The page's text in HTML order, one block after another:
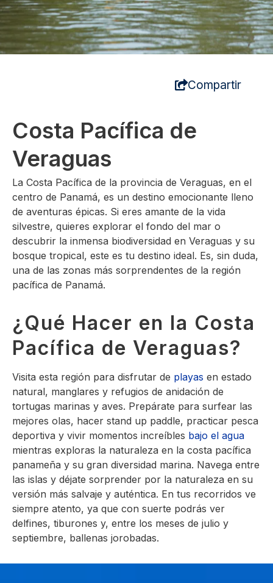
Compartir
Costa Pacífica de
Veraguas
La Costa Pacífica de la provincia de Veraguas, en el
centro de Panamá, es un destino emocionante lleno
de aventuras épicas. Si eres amante de la vida
silvestre, quieres explorar el fondo del mar o
descubrir la inmensa biodiversidad en Veraguas y su
bosque tropical, este es tu destino ideal. Es, sin duda,
una de las zonas más sorprendentes de la región
pacífica de Panamá.
¿Qué Hacer en la Costa
Pacífica de Veraguas?
Visita esta región para disfrutar de playas en estado
natural, manglares y refugios de anidación de
tortugas marinas y aves. Prepárate para surfear las
mejores olas, hacer stand up paddle, practicar pesca
deportiva y vivir momentos increíbles bajo el agua
mientras exploras la naturaleza en la costa pacífica
panameña y su gran diversidad marina. Navega entre
las islas y déjate sorprender por la naturaleza en su
versión más salvaje y auténtica. En tus recorridos ve
siempre atento, ya que con suerte podrás ver
delfines, tiburones y, entre los meses de julio y
septiembre, ballenas jorobadas.